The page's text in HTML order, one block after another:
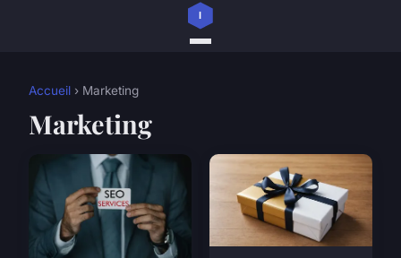
Accueil › Marketing
Marketing